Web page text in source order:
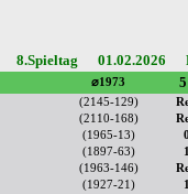
8.Spieltag 01.02.2026
⌀1973
(2145-129)
(2110-168)
(1965-13)
(1897-63)
(1963-146)
(1927-21)